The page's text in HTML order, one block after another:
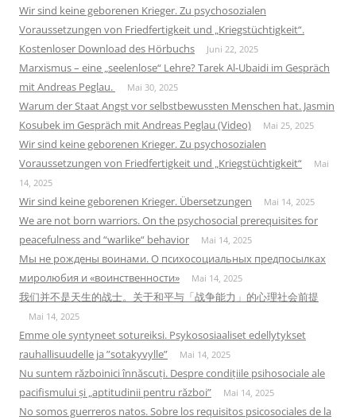
Wir sind keine geborenen Krieger. Zu psychosozialen
Voraussetzungen von Friedfertigkeit und „Kriegstüchtigkeit“.
Kostenloser Download des Hörbuchs
Juni 22, 2025
Marxismus – eine „seelenlose“ Lehre? Tarek Al-Ubaidi im Gespräch
mit Andreas Peglau.
Mai 30, 2025
Warum der Staat Angst vor selbstbewussten Menschen hat. Jasmin
Kosubek im Gespräch mit Andreas Peglau (Video)
Mai 25, 2025
Wir sind keine geborenen Krieger. Zu psychosozialen
Voraussetzungen von Friedfertigkeit und „Kriegstüchtigkeit“
Mai
14, 2025
Wir sind keine geborenen Krieger. Übersetzungen Mai 14, 2025
We are not born warriors. On the psychosocial prerequisites for
peacefulness and “warlike“ behavior
Mai 14, 2025
Мы не рождены воинами. О психосоциальных предпосылках
миролюбия и «воинственности»
Mai 14, 2025
我们并不是天生的战士。关于和平与「战争能力」的心理社会前提
Mai 14, 2025
Emme ole syntyneet sotureiksi. Psykososiaaliset edellytykset
rauhallisuudelle ja ”sotakyvylle”
Mai 14, 2025
Nu suntem războinici înnăscuți. Despre condițiile psihosociale ale
pacifismului și „aptitudinii pentru război”
Mai 14, 2025
No somos guerreros natos. Sobre los requisitos psicosociales de la